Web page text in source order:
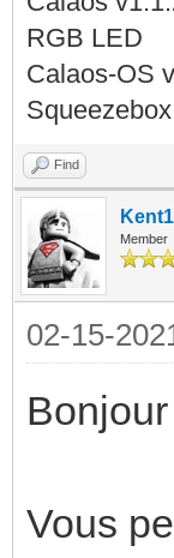
RGB LED
Calaos-OS
Find
Kent1
Member
02-15-
Vous